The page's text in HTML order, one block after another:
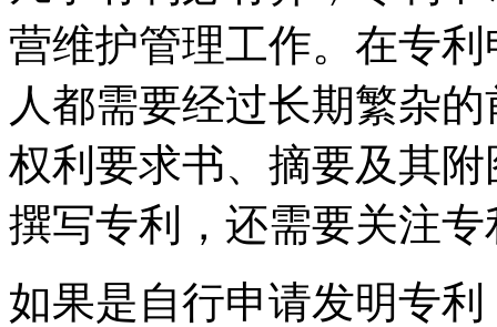
营维护管理工作。在专
人都需要经过长期繁杂
权利要求书、摘要及其
撰写专利，还需要关注
如果是自行申请发明专